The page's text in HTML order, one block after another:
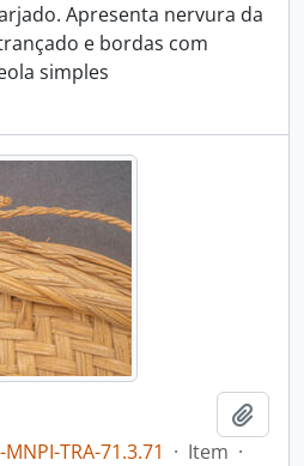
Apresenta nervura da
e bordas com
simples
MNPI-TRA-71.3.71 · Item ·